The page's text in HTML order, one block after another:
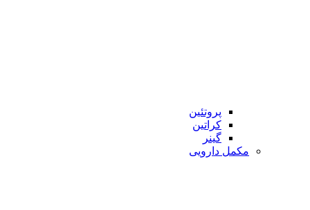
پروتئین
کراتین
گینر
مکمل دارویی